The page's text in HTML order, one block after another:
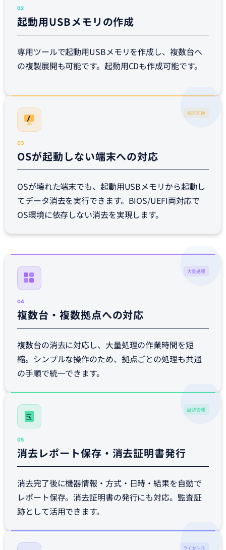
02
起動用USBメモリの作成
専用ツールで起動用USBメモリを作成し、複数台へ
の複製展開も可能です。起動用CDも作成可能です。
端末互換
03
OSが起動しない端末への対応
OSが壊れた端末でも、起動用USBメモリから起動し
てデータ消去を実行できます。BIOS/UEFI両対応で
OS環境に依存しない消去を実現します。
大量処理
04
複数台・複数拠点への対応
複数台の消去に対応し、大量処理の作業時間を短
縮。シンプルな操作のため、拠点ごとの処理も共通
の手順で統一できます。
証跡管理
05
消去レポート保存・消去証明書発行
消去完了後に機器情報・方式・日時・結果を自動で
レポート保存。消去証明書の発行にも対応。監査証
跡として活用できます。
ライセンス